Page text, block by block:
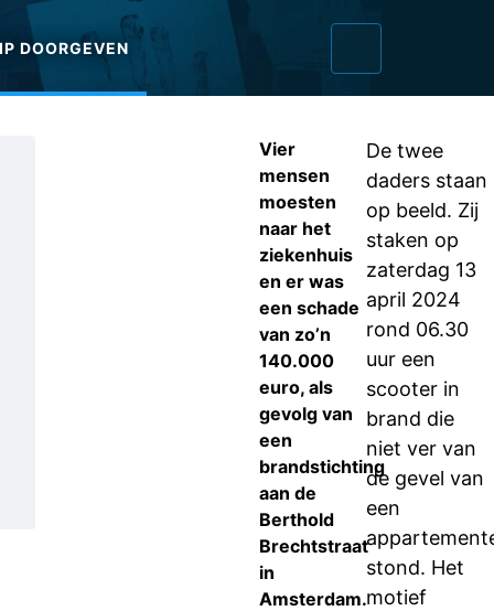
DOORGEVEN
Vier
mensen
moesten
naar het
ziekenhuis
en er was
een schade
van zo’n
140.000
euro, als
gevolg van
een
brandstichting
aan de
Berthold
Brechtstraat
in
Amsterdam.
De twee
daders staan
op beeld. Zij
staken op
zaterdag 13
april 2024
rond 06.30
uur een
scooter in
brand die
niet ver van
de gevel van
een
stond. Het
motief